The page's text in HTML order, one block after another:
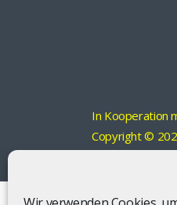
In Kooperation
Copyright ©